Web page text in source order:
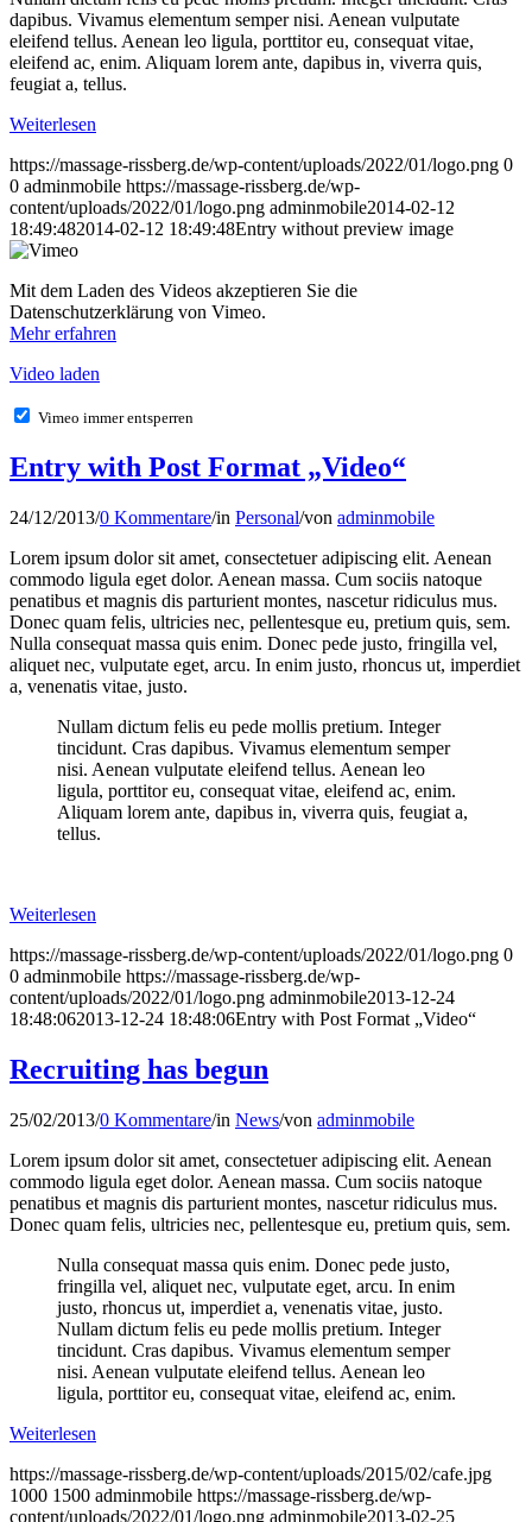
dapibus. Vivamus elementum semper nisi. Aenean vulputate
eleifend tellus. Aenean leo ligula, porttitor eu, consequat vitae,
eleifend ac, enim. Aliquam lorem ante, dapibus in, viverra quis,
feugiat a, tellus.
Weiterlesen
https://massage-rissberg.de/wp-content/uploads/2022/01/logo.png 0
0 adminmobile https://massage-rissberg.de/wp-
content/uploads/2022/01/logo.png adminmobile2014-02-12
18:49:482014-02-12 18:49:48Entry without preview image
Mit dem Laden des Videos akzeptieren Sie die
Datenschutzerklärung von Vimeo.
Mehr erfahren
Video laden
Vimeo immer entsperren
Entry with Post Format „Video“
24/12/2013/0 Kommentare/in Personal/von adminmobile
Lorem ipsum dolor sit amet, consectetuer adipiscing elit. Aenean
commodo ligula eget dolor. Aenean massa. Cum sociis natoque
penatibus et magnis dis parturient montes, nascetur ridiculus mus.
Donec quam felis, ultricies nec, pellentesque eu, pretium quis, sem.
Nulla consequat massa quis enim. Donec pede justo, fringilla vel,
aliquet nec, vulputate eget, arcu. In enim justo, rhoncus ut, imperdiet
a, venenatis vitae, justo.
Nullam dictum felis eu pede mollis pretium. Integer
tincidunt. Cras dapibus. Vivamus elementum semper
nisi. Aenean vulputate eleifend tellus. Aenean leo
ligula, porttitor eu, consequat vitae, eleifend ac, enim.
Aliquam lorem ante, dapibus in, viverra quis, feugiat a,
tellus.
Weiterlesen
https://massage-rissberg.de/wp-content/uploads/2022/01/logo.png 0
0 adminmobile https://massage-rissberg.de/wp-
content/uploads/2022/01/logo.png adminmobile2013-12-24
18:48:062013-12-24 18:48:06Entry with Post Format „Video“
Recruiting has begun
25/02/2013/0 Kommentare/in News/von adminmobile
Lorem ipsum dolor sit amet, consectetuer adipiscing elit. Aenean
commodo ligula eget dolor. Aenean massa. Cum sociis natoque
penatibus et magnis dis parturient montes, nascetur ridiculus mus.
Donec quam felis, ultricies nec, pellentesque eu, pretium quis, sem.
Nulla consequat massa quis enim. Donec pede justo,
fringilla vel, aliquet nec, vulputate eget, arcu. In enim
justo, rhoncus ut, imperdiet a, venenatis vitae, justo.
Nullam dictum felis eu pede mollis pretium. Integer
tincidunt. Cras dapibus. Vivamus elementum semper
nisi. Aenean vulputate eleifend tellus. Aenean leo
ligula, porttitor eu, consequat vitae, eleifend ac, enim.
Weiterlesen
https://massage-rissberg.de/wp-content/uploads/2015/02/cafe.jpg
1000 1500 adminmobile https://massage-rissberg.de/wp-
content/uploads/2022/01/logo.png adminmobile2013-02-25